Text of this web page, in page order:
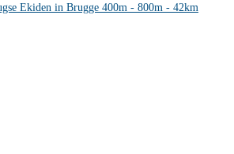
Ekiden in Brugge 400m - 800m - 42km